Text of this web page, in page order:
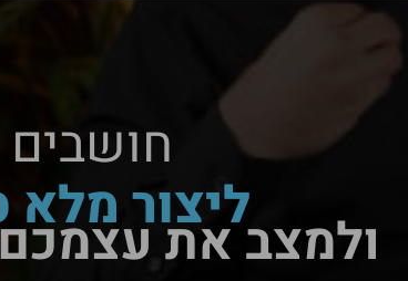
ליצור מלאולמצב את